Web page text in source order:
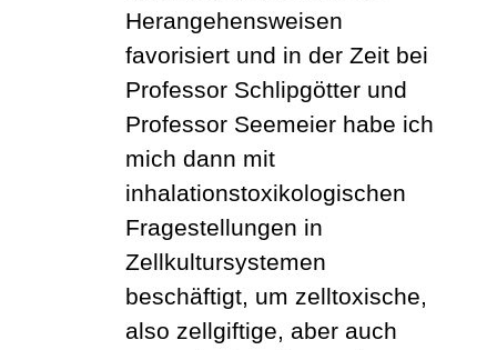
Herangehensweisen
favorisiert und in der Zeit bei
Professor Schlipgötter und
Professor Seemeier habe ich
mich dann mit
inhalationstoxikologischen
Fragestellungen in
Zellkultursystemen
beschäftigt, um zelltoxische,
also zellgiftige, aber auch